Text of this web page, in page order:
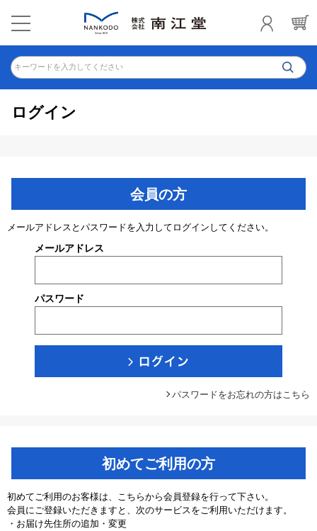
キーワードを入力してください
ログイン
会員の方
メールアドレスとパスワードを入力してログインしてください。
メールアドレス
パスワード
パスワードをお忘れの方はこちら
初めてご利用の方
初めてご利用のお客様は、こちらから会員登録を行って下さい。
会員にご登録いただきますと、次のサービスをご利用いただけます。
・お届け先住所の追加・変更